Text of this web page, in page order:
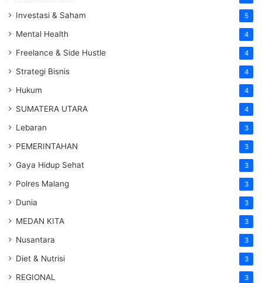
Investasi & Saham 5
Mental Health 4
Freelance & Side Hustle 4
Strategi Bisnis 4
Hukum 4
SUMATERA UTARA 4
Lebaran 3
PEMERINTAHAN 3
Gaya Hidup Sehat 3
Polres Malang 3
Dunia 3
MEDAN KITA 3
Nusantara 3
Diet & Nutrisi 3
REGIONAL 3